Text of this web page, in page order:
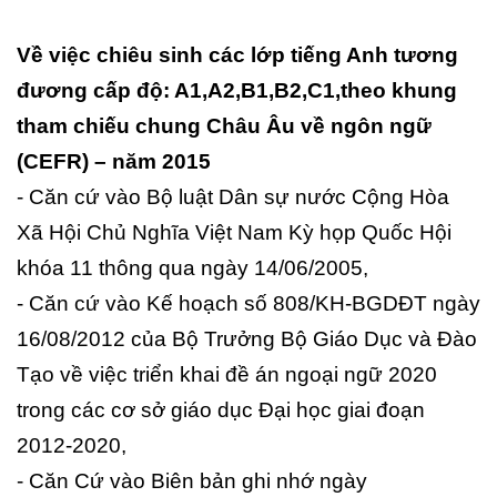
Về việc chiêu sinh các lớp tiếng Anh tương
đương cấp độ: A1,A2,B1,B2,C1,theo khung
tham chiếu chung Châu Âu về ngôn ngữ
(CEFR) – năm 2015
- Căn cứ vào Bộ luật Dân sự nước Cộng Hòa
Xã Hội Chủ Nghĩa Việt Nam Kỳ họp Quốc Hội
khóa 11 thông qua ngày 14/06/2005,
- Căn cứ vào Kế hoạch số 808/KH-BGDĐT ngày
16/08/2012 của Bộ Trưởng Bộ Giáo Dục và Đào
Tạo về việc triển khai đề án ngoại ngữ 2020
trong các cơ sở giáo dục Đại học giai đoạn
2012-2020,
- Căn Cứ vào Biên bản ghi nhớ ngày